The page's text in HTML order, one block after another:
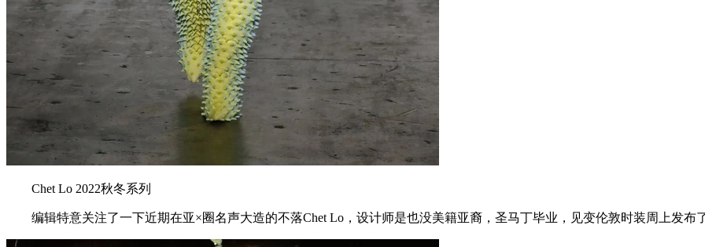
Chet Lo 2022秋冬系列
编辑特意关注了一下近期在亚×圈名声大造的不落Chet Lo，设计师是也没美籍亚裔，圣马丁毕业，见变伦敦时装周上发布